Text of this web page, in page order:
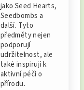
jako Seed Hearts,
Seedbombs a
další. Tyto
předměty nejen
podporují
udržitelnost, ale
také inspirují k
aktivní péči o
přírodu.